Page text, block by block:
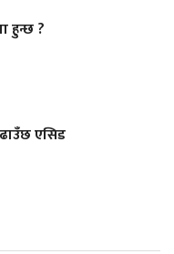
हुन्छ ?
एसिड